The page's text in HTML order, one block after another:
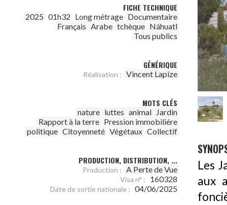
FICHE TECHNIQUE
2025 01h32 Long métrage Documentaire
Français Arabe tchèque Náhuatl
Tous publics
GÉNÉRIQUE
Réalisation : Vincent Lapize
MOTS CLÉS
nature luttes animal Jardin
Rapport à la terre Pression immobiliére
politique Citoyenneté Végétaux Collectif
PRODUCTION, DISTRIBUTION, ...
Production : A Perte de Vue
Visa n° : 160328
Date de sortie nationale : 04/06/2025
Les
aux